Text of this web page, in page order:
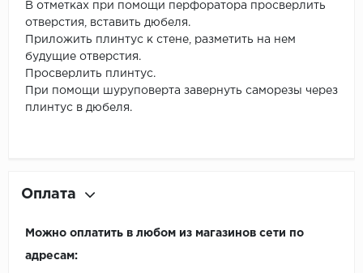
В отметках при помощи перфоратора просверлить
отверстия, вставить дюбеля.
Приложить плинтус к стене, разметить на нем
будущие отверстия.
Просверлить плинтус.
При помощи шуруповерта завернуть саморезы через
плинтус в дюбеля.
Оплата
Можно оплатить в любом из магазинов сети по
адресам: